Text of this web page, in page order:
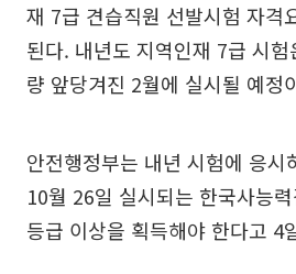
재 7급 견습직원 선발시험 자격
된다. 내년도 지역인재 7급 시
량 앞당겨진 2월에 실시될 예정
안전행정부는 내년 시험에 응시
10월 26일 실시되는 한국사능
등급 이상을 획득해야 한다고 4